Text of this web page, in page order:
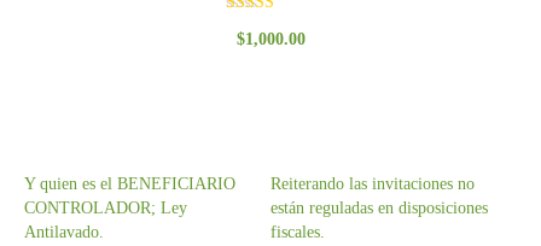
con
$1,000.00
Y quien es el BENEFICIARIO
CONTROLADOR; Ley
Antilavado.
Reiterando las invitaciones no
están reguladas en disposiciones
fiscales.